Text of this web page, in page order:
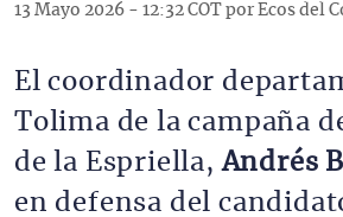
13 Mayo 2026 - 12:32 COT por Ecos del
El coordinador
Tolima de la campaña
de la Espriella,Andrés
en defensa del